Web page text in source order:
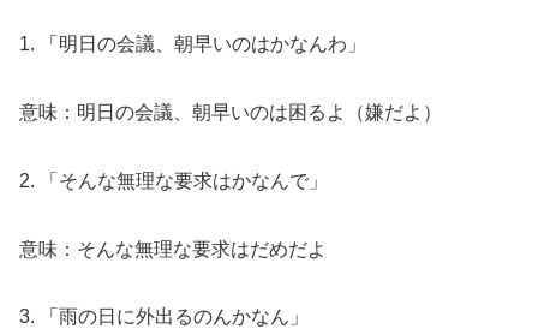
1. 「明日の会議、朝早いのはかなんわ」
意味：明日の会議、朝早いのは困るよ（嫌だよ）
2. 「そんな無理な要求はかなんで」
意味：そんな無理な要求はだめだよ
3. 「雨の日に外出るのんかなん」